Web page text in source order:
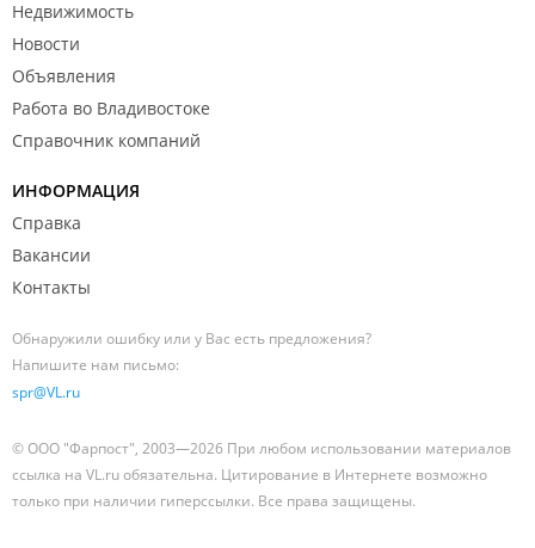
Недвижимость
Новости
Объявления
Работа во Владивостоке
Справочник компаний
ИНФОРМАЦИЯ
Справка
Вакансии
Контакты
Обнаружили ошибку или у Вас есть предложения?
Напишите нам письмо:
spr@VL.ru
© ООО "Фарпост", 2003—2026 При любом использовании материалов
ссылка на VL.ru обязательна. Цитирование в Интернете возможно
только при наличии гиперссылки. Все права защищены.